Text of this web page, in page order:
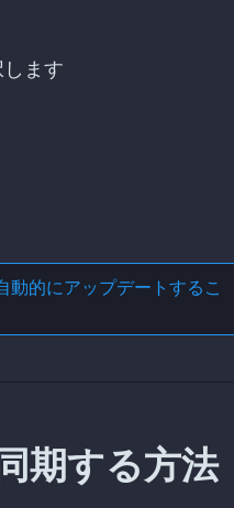
ます
動的にアップデートする こ
期する方法